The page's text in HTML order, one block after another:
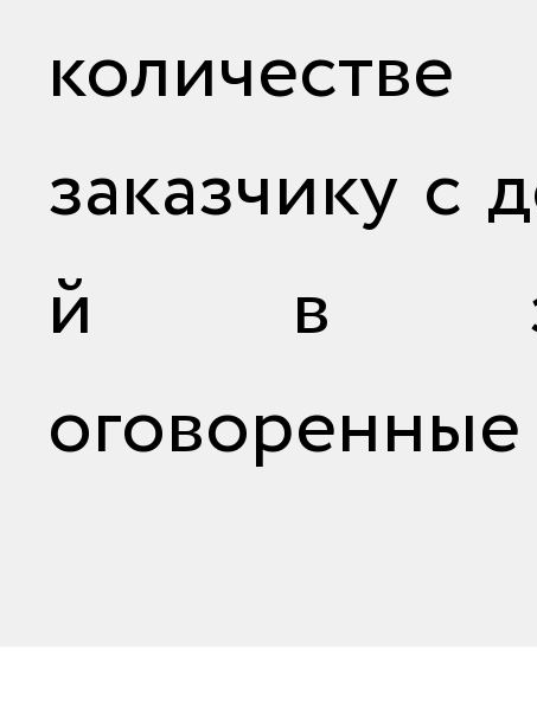
количестве
заказчику с
й в